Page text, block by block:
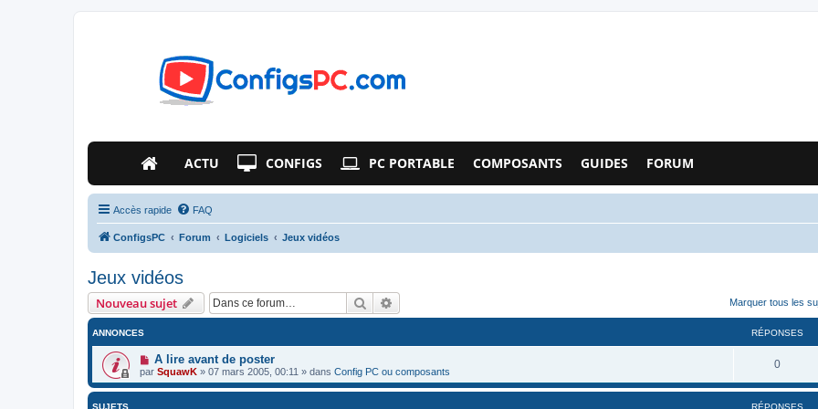
ACTU CONFIGS PC PORTABLE COMPOSANTS GUIDES FORUM
Accès rapide FAQ
ConfigsPC Forum Logiciels Jeux vidéos
Jeux vidéos
Nouveau sujet Rechercher Marquer tous les
ANNONCES RÉPONSES
A lire avant de poster
par SquawK » 07 mars 2005, 00:11 » dans Config PC ou composants
0
SUJETS RÉPONSES